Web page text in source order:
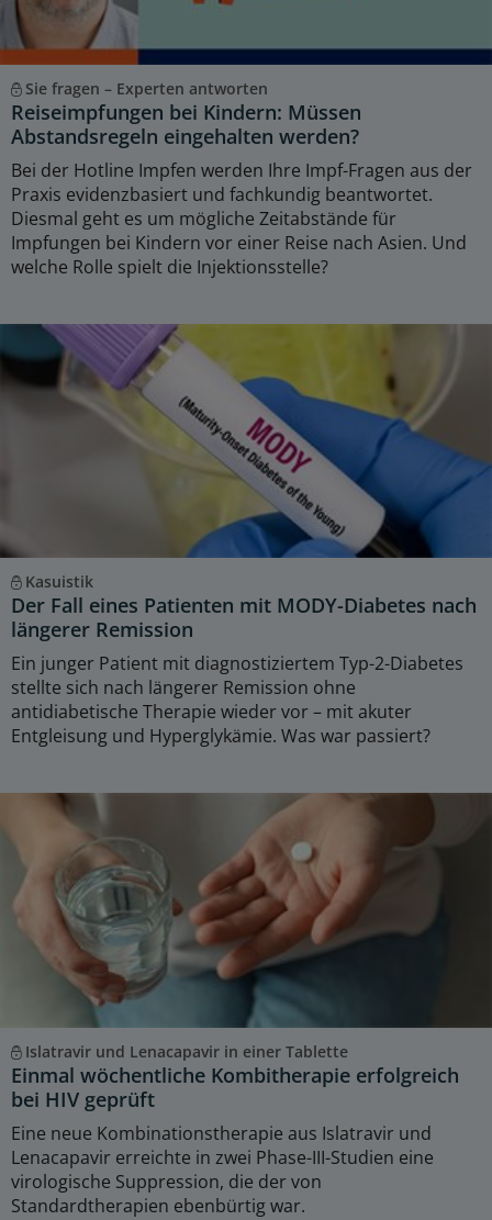
Sie fragen – Experten antworten
Reiseimpfungen bei Kindern: Müssen
Abstandsregeln eingehalten werden?
Bei der Hotline Impfen werden Ihre Impf-Fragen aus der
Praxis evidenzbasiert und fachkundig beantwortet.
Diesmal geht es um mögliche Zeitabstände für
Impfungen bei Kindern vor einer Reise nach Asien. Und
welche Rolle spielt die Injektionsstelle?
Kasuistik
Der Fall eines Patienten mit MODY-Diabetes nach
längerer Remission
Ein junger Patient mit diagnostiziertem Typ-2-Diabetes
stellte sich nach längerer Remission ohne
antidiabetische Therapie wieder vor – mit akuter
Entgleisung und Hyperglykämie. Was war passiert?
Islatravir und Lenacapavir in einer Tablette
Einmal wöchentliche Kombitherapie erfolgreich
bei HIV geprüft
Eine neue Kombinationstherapie aus Islatravir und
Lenacapavir erreichte in zwei Phase-III-Studien eine
virologische Suppression, die der von
Standardtherapien ebenbürtig war.